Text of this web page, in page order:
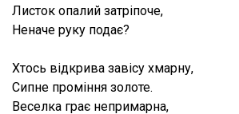
Листок опалий затріпоче,
Неначе руку подає?
Хтось відкрива завісу хмарну,
Сипне проміння золоте.
Веселка грає непримарна,